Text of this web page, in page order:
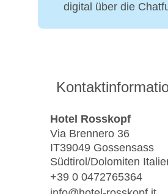
digital über die
Hotel Rosskopf
Via Brennero 36
IT39049 Gossensass
Südtirol/Dolomiten
+39 0 0472765364